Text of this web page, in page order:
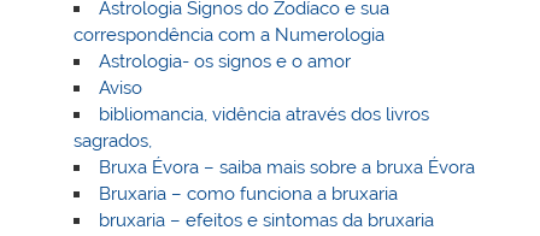
Astrologia Signos do Zodíaco e sua
correspondência com a Numerologia
Astrologia- os signos e o amor
Aviso
bibliomancia, vidência através dos livros
sagrados,
Bruxa Évora – saiba mais sobre a bruxa Évora
Bruxaria – como funciona a bruxaria
bruxaria – efeitos e sintomas da bruxaria